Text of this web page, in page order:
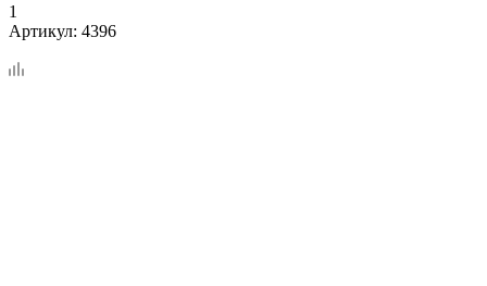
1
Артикул: 4396